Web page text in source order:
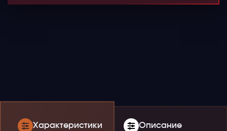
Характеристики Описание